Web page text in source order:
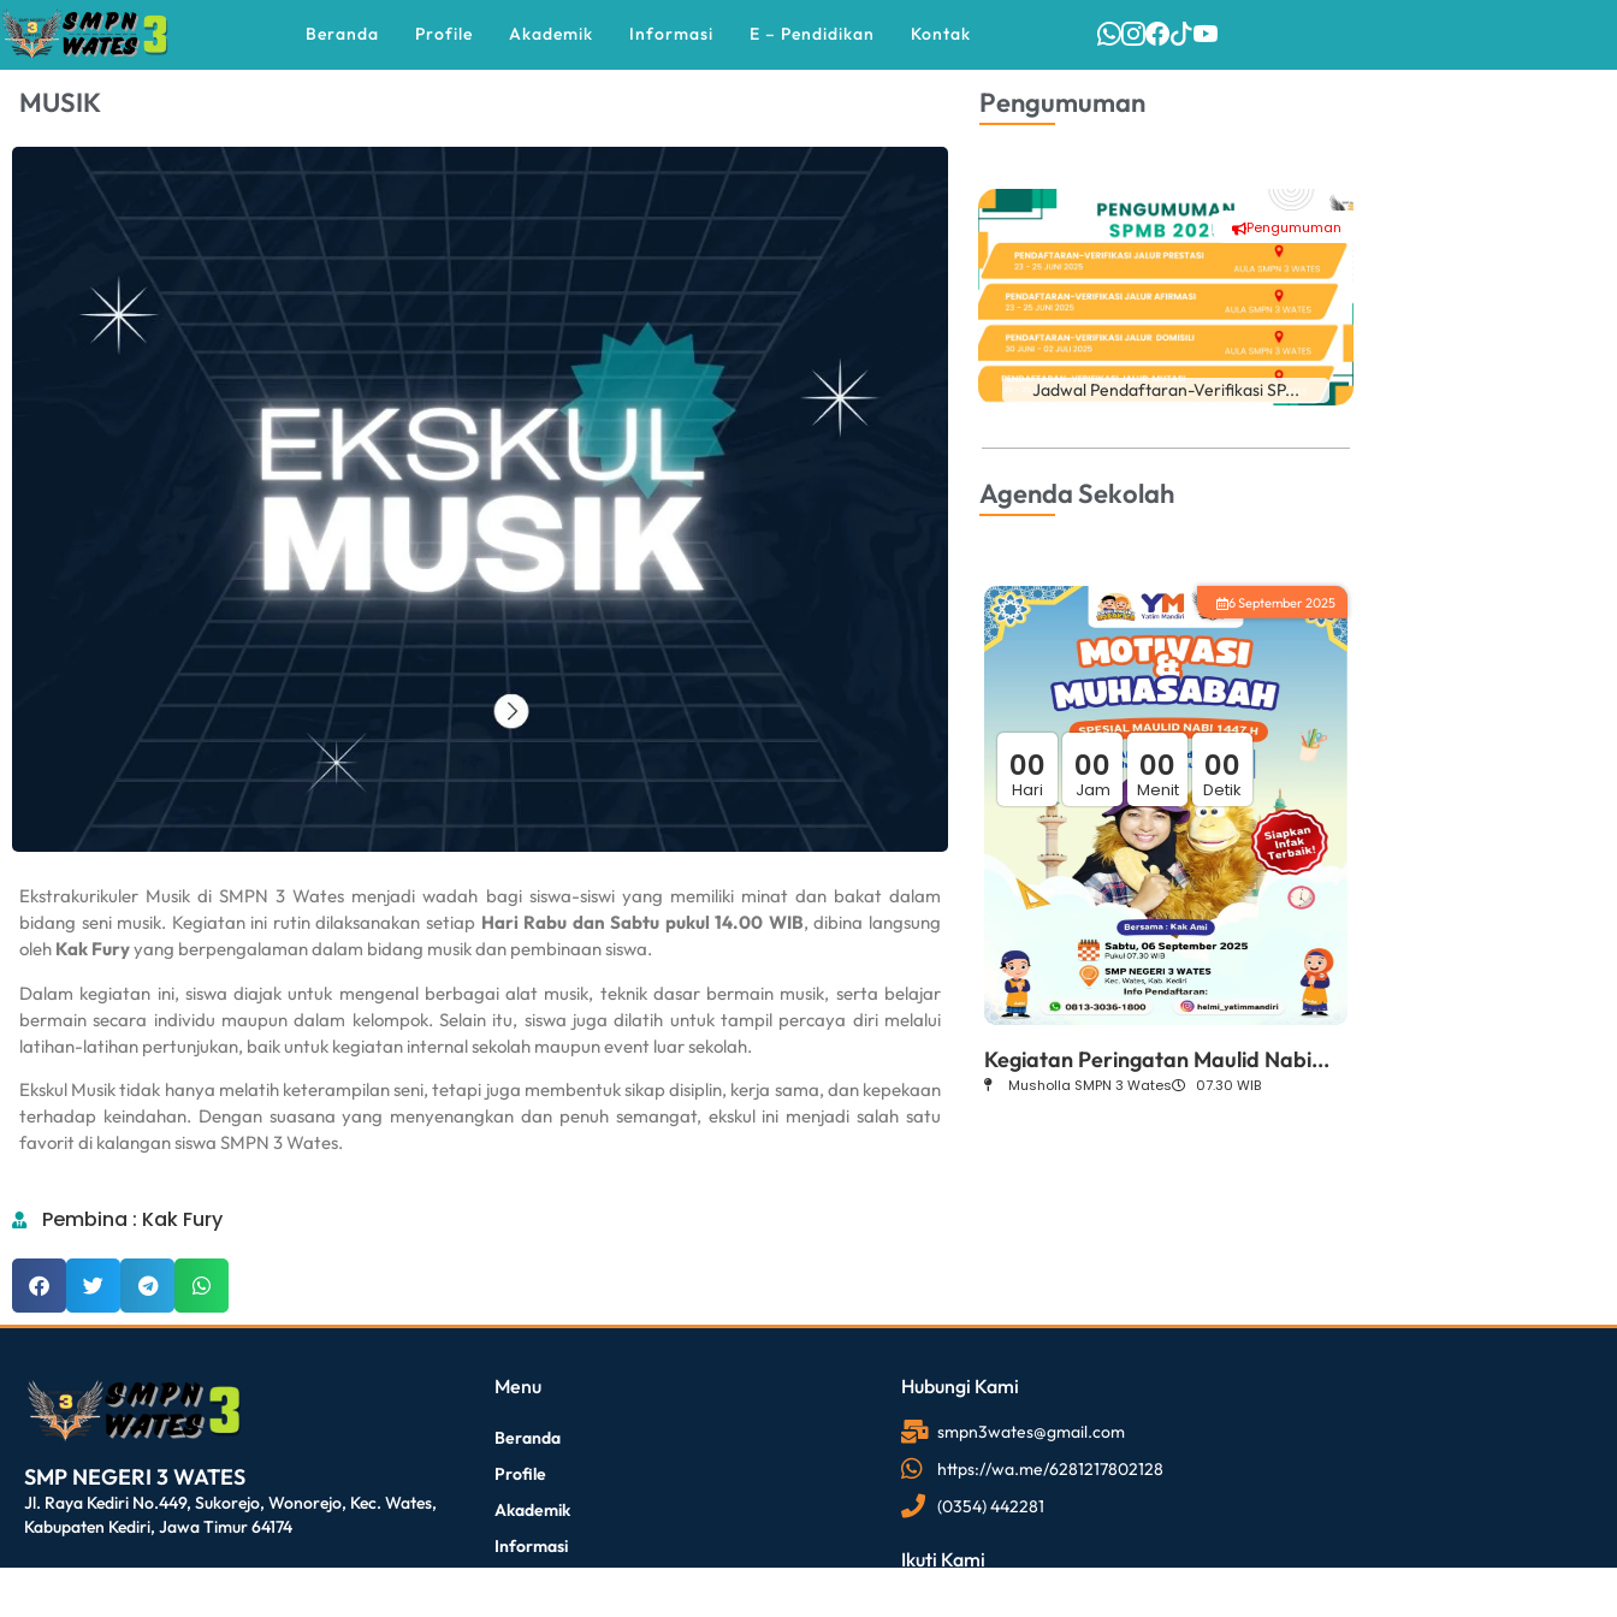
Beranda Profile Akademik Informasi E – Pendidikan Kontak
MUSIK
Ekstrakurikuler Musik di SMPN 3 Wates menjadi wadah bagi siswa-siswi yang memiliki minat dan bakat dalam
bidang seni musik. Kegiatan ini rutin dilaksanakan setiap Hari Rabu dan Sabtu pukul 14.00 WIB, dibina langsung
oleh Kak Furyyang berpengalaman dalam bidang musik dan pembinaan siswa.
Dalam kegiatan ini, siswa diajak untuk mengenal berbagai alat musik, teknik dasar bermain musik, serta belajar
bermain secara individu maupun dalam kelompok. Selain itu, siswa juga dilatih untuk tampil percaya diri melalui
latihan-latihan pertunjukan, baik untuk kegiatan internal sekolah maupun event luar sekolah.
Ekskul Musik tidak hanya melatih keterampilan seni, tetapi juga membentuk sikap disiplin, kerja sama, dan kepekaan
terhadap keindahan. Dengan suasana yang menyenangkan dan penuh semangat, ekskul ini menjadi salah satu
favorit di kalangan siswa SMPN 3 Wates.
Pembina : Kak Fury
Pengumuman
Pengumuman
Jadwal Pendaftaran-Verifikasi SP...
Agenda Sekolah
6 September 2025
Kegiatan Peringatan Maulid Nabi...
Musholla SMPN 3 Wates 07.30 WIB
00
Hari
00
Jam
00
Menit
00
Detik
SMP NEGERI 3 WATES
Jl. Raya Kediri No.449, Sukorejo, Wonorejo, Kec. Wates,
Kabupaten Kediri, Jawa Timur 64174
Menu
Beranda
Profile
Akademik
Informasi
Hubungi Kami
smpn3wates@gmail.com
https://wa.me/6281217802128
(0354) 442281
Ikuti Kami